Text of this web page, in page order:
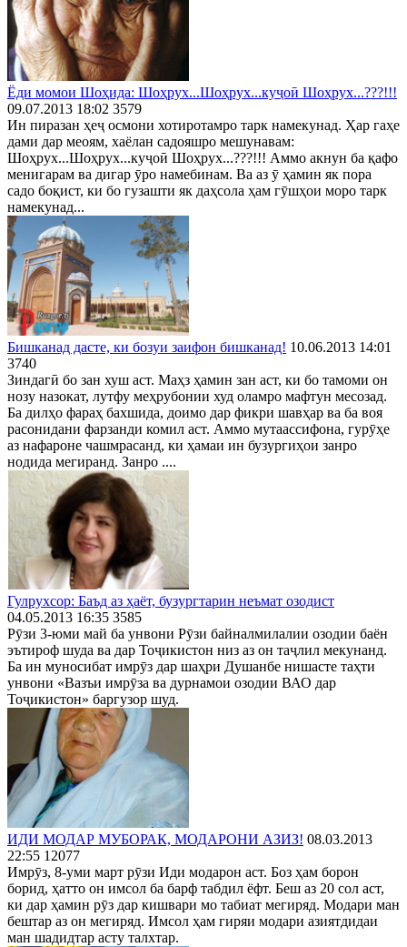
Ёди момои Шоҳида: Шоҳрух...Шоҳрух...куҷоӣ Шоҳрух...???!!!
09.07.2013 18:02 3579
Ин пиразан ҳеҷ осмони хотиротамро тарк намекунад. Ҳар гаҳе
дами дар меоям, хаёлан садояшро мешунавам:
Шоҳрух...Шоҳрух...куҷоӣ Шоҳрух...???!!! Аммо акнун ба қафо
менигарам ва дигар ӯро намебинам. Ва аз ӯ ҳамин як пора
садо боқист, ки бо гузашти як даҳсола ҳам гӯшҳои моро тарк
намекунад...
Бишканад дасте, ки бозуи заифон бишканад! 10.06.2013 14:01
3740
Зиндагӣ бо зан хуш аст. Маҳз ҳамин зан аст, ки бо тамоми он
нозу назокат, лутфу меҳрубонии худ оламро мафтун месозад.
Ба дилҳо фараҳ бахшида, доимо дар фикри шавҳар ва ба воя
расонидани фарзанди комил аст. Аммо мутаассифона, гурӯҳе
аз нафароне чашмрасанд, ки ҳамаи ин бузургиҳои занро
нодида мегиранд. Занро ....
Гулрухсор: Баъд аз ҳаёт, бузургтарин неъмат озодист
04.05.2013 16:35 3585
Рӯзи 3-юми май ба унвони Рӯзи байналмилалии озодии баён
эътироф шуда ва дар Тоҷикистон низ аз он таҷлил мекунанд.
Ба ин муносибат имрӯз дар шаҳри Душанбе нишасте таҳти
унвони «Вазъи имрӯза ва дурнамои озодии ВАО дар
Тоҷикистон» баргузор шуд.
ИДИ МОДАР МУБОРАК, МОДАРОНИ АЗИЗ! 08.03.2013
22:55 12077
Имрӯз, 8-уми март рӯзи Иди модарон аст. Боз ҳам борон
борид, ҳатто он имсол ба барф табдил ёфт. Беш аз 20 сол аст,
ки дар ҳамин рӯз дар кишвари мо табиат мегиряд. Модари ман
бештар аз он мегиряд. Имсол ҳам гиряи модари азиятдидаи
ман шадидтар асту талхтар.